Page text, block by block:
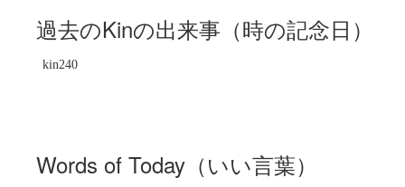
過去のKinの出来事（時の記念日）
kin240
Words of Today（いい言葉）